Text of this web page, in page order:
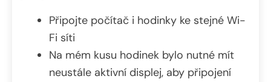
Připojte počítač i hodinky ke stejné Wi-
Fi síti
Na mém kusu hodinek bylo nutné mít
neustále aktivní displej, aby připojení